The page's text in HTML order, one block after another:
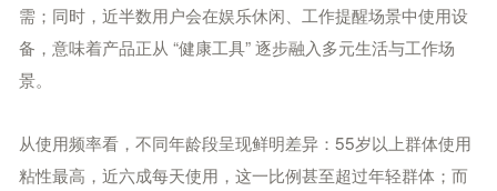
需；同时，近半数用户会在娱乐休闲、工作提醒场景中使用设
备，意味着产品正从 “健康工具” 逐步融入多元生活与工作场
景。
从使用频率看，不同年龄段呈现鲜明差异：55岁以上群体使用
粘性最高，近六成每天使用，这一比例甚至超过年轻群体；而